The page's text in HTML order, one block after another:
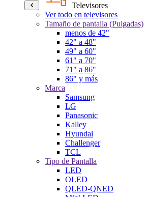
Televisores
Ver todo en televisores
Tamaño de pantalla (Pulgadas)
menos de 42"
42" a 48"
49" a 60"
61" a 70"
71" a 86"
86" y más
Marca
Samsung
LG
Panasonic
Kalley
Hyundai
Challenger
TCL
Tipo de Pantalla
LED
OLED
QLED-QNED